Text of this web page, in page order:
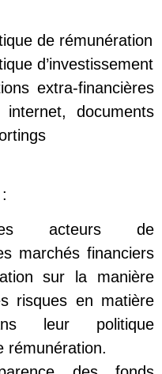
de rémunération
d’investissement
extra-financières
documents
les acteurs de
marchés financiers
sur la manière
risques en matière
leur politique
rémunération.